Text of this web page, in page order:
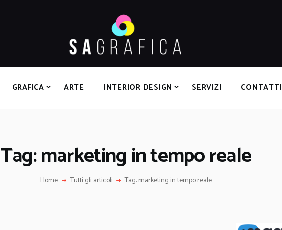
GRAFICA ARTE INTERIOR DESIGN SERVIZI CONTATTI
Tag: marketing in tempo reale
Home Tutti gli articoli Tag: marketing in tempo reale
INTERIOR DESIGN
SERVIZI